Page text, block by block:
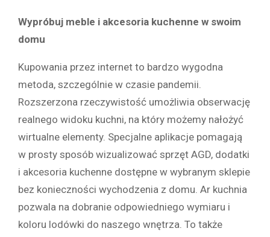
Wypróbuj meble i akcesoria kuchenne w swoim
domu
Kupowania przez internet to bardzo wygodna
metoda, szczególnie w czasie pandemii.
Rozszerzona rzeczywistość umożliwia obserwację
realnego widoku kuchni, na który możemy nałożyć
wirtualne elementy. Specjalne aplikacje pomagają
w prosty sposób wizualizować sprzęt AGD, dodatki
i akcesoria kuchenne dostępne w wybranym sklepie
bez konieczności wychodzenia z domu. Ar kuchnia
pozwala na dobranie odpowiedniego wymiaru i
koloru lodówki do naszego wnętrza. To także